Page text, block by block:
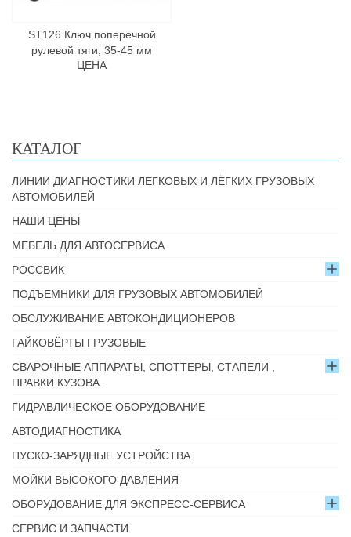
ST126 Ключ поперечной
рулевой тяги, 35-45 мм
ЦЕНА
КАТАЛОГ
ЛИНИИ ДИАГНОСТИКИ ЛЕГКОВЫХ И ЛЁГКИХ ГРУЗОВЫХ
АВТОМОБИЛЕЙ
НАШИ ЦЕНЫ
МЕБЕЛЬ ДЛЯ АВТОСЕРВИСА
РОССВИК
ПОДЪЕМНИКИ ДЛЯ ГРУЗОВЫХ АВТОМОБИЛЕЙ
ОБСЛУЖИВАНИЕ АВТОКОНДИЦИОНЕРОВ
ГАЙКОВЁРТЫ ГРУЗОВЫЕ
СВАРОЧНЫЕ АППАРАТЫ, СПОТТЕРЫ, СТАПЕЛИ ,
ПРАВКИ КУЗОВА.
ГИДРАВЛИЧЕСКОЕ ОБОРУДОВАНИЕ
АВТОДИАГНОСТИКА
ПУСКО-ЗАРЯДНЫЕ УСТРОЙСТВА
МОЙКИ ВЫСОКОГО ДАВЛЕНИЯ
ОБОРУДОВАНИЕ ДЛЯ ЭКСПРЕСС-СЕРВИСА
СЕРВИС И ЗАПЧАСТИ